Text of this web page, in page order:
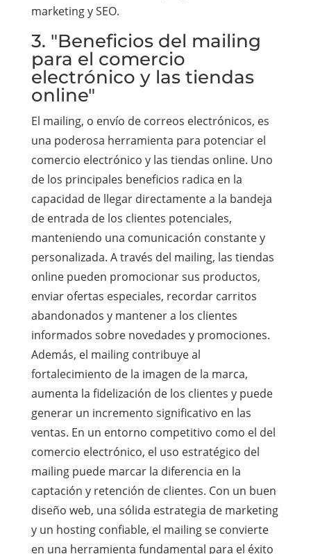
marketing y SEO.
3. "Beneficios del mailing
para el comercio
electrónico y las tiendas
online"
El mailing, o envío de correos electrónicos, es
una poderosa herramienta para potenciar el
comercio electrónico y las tiendas online. Uno
de los principales beneficios radica en la
capacidad de llegar directamente a la bandeja
de entrada de los clientes potenciales,
manteniendo una comunicación constante y
personalizada. A través del mailing, las tiendas
online pueden promocionar sus productos,
enviar ofertas especiales, recordar carritos
abandonados y mantener a los clientes
informados sobre novedades y promociones.
Además, el mailing contribuye al
fortalecimiento de la imagen de la marca,
aumenta la fidelización de los clientes y puede
generar un incremento significativo en las
ventas. En un entorno competitivo como el del
comercio electrónico, el uso estratégico del
mailing puede marcar la diferencia en la
captación y retención de clientes. Con un buen
diseño web, una sólida estrategia de marketing
y un hosting confiable, el mailing se convierte
en una herramienta fundamental para el éxito